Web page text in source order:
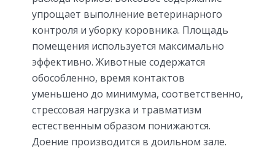
упрощает выполнение ветеринарного
контроля и уборку коровника. Площадь
помещения используется максимально
эффективно. Животные содержатся
обособленно, время контактов
уменьшено до минимума, соответственно,
стрессовая нагрузка и травматизм
естественным образом понижаются.
Доение производится в доильном зале.